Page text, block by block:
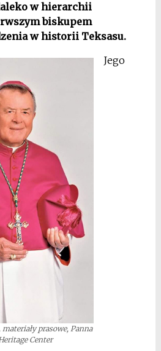
w hierarchii
biskupem
w historii Teksasu.
prasowe, Panna
Center
Jego